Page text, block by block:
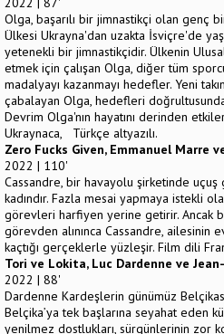
Olga, başarılı bir jimnastikçi olan genç
Ülkesi Ukrayna'dan uzakta İsviçre'de
yetenekli bir jimnastikçidir. Ülkenin
etmek için çalışan Olga, diğer tüm
madalyayı kazanmayı hedefler. Yeni
çabalayan Olga, hedefleri
Devrim Olga'nın hayatını derinden
Ukraynaca, Türkçe altyazılı.
Zero Fucks Given, Emmanuel Marre
2022 | 110'
Cassandre, bir havayolu şirketinde
kadındır. Fazla mesai yapmaya istekli
görevleri harfiyen yerine getirir. Ancak
görevden alınınca Cassandre, ailesinin
kaçtığı gerçeklerle yüzleşir. Film dili
Tori ve Lokita, Luc Dardenne ve
2022 | 88'
Dardenne Kardeşlerin günümüz
Belçika’ya tek başlarına seyahat eden
yenilmez dostlukları, sürgünlerinin zor